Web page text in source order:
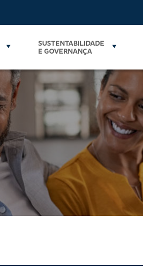
SUSTENTABILIDADE
E GOVERNANÇA